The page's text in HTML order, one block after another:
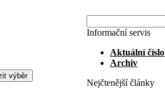
Informační servis
Aktuální číslo
Archiv
Nejčtenější články